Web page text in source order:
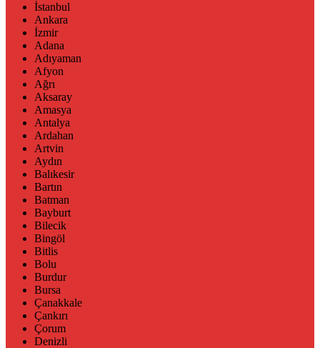
İstanbul
Ankara
İzmir
Adana
Adıyaman
Afyon
Ağrı
Aksaray
Amasya
Antalya
Ardahan
Artvin
Aydın
Balıkesir
Bartın
Batman
Bayburt
Bilecik
Bingöl
Bitlis
Bolu
Burdur
Bursa
Çanakkale
Çankırı
Çorum
Denizli